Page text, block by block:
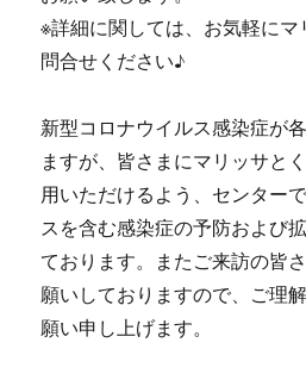
※詳細に関しては、お気軽に
問合せください♪
新型コロナウイルス感染症が
ますが、皆さまにマリッサと
用いただけるよう、センター
スを含む感染症の予防および
ております。またご来訪の皆
願いしておりますので、ご理
願い申し上げます。